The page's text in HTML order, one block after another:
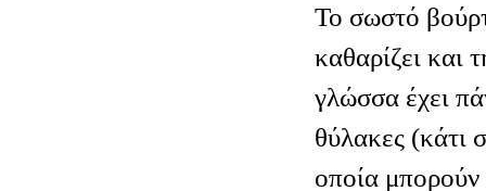
Το σωστό
καθαρίζει και
γλώσσα έχει
θύλακες (κάτι
οποία